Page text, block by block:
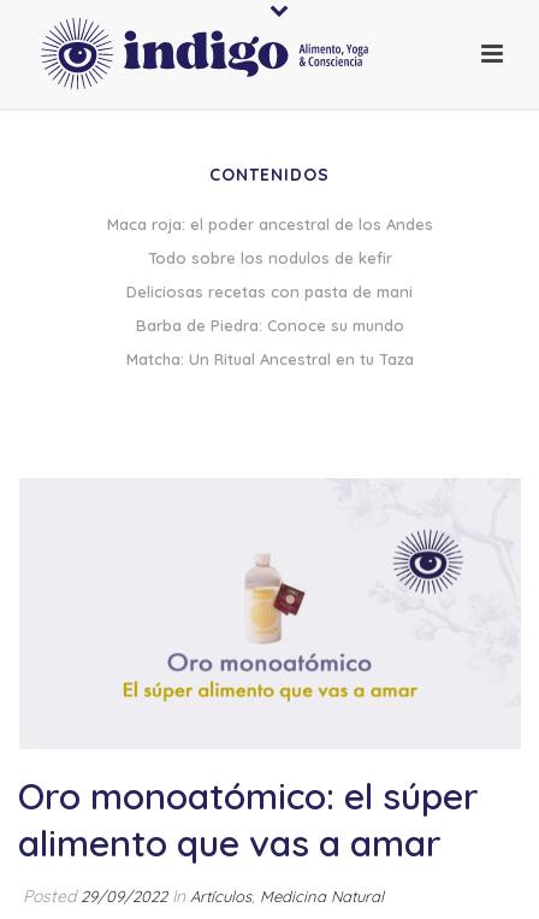
Oro monoatómico: el súper
alimento que vas a amar
Posted 29/09/2022In Artículos, Medicina Natural
CONTENIDOS
Maca roja: el poder ancestral de los Andes
Todo sobre los nodulos de kefir
Deliciosas recetas con pasta de mani
Barba de Piedra: Conoce su mundo
Matcha: Un Ritual Ancestral en tu Taza